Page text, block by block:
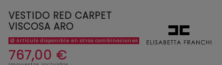
VESTIDO RED CARPET
VISCOSA ARO
Artículo disponible en otras combinaciones
767,00 €